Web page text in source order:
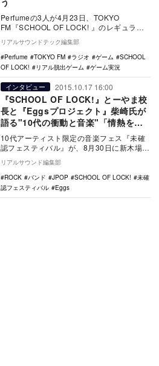
Perfumeの3人が4月23日、TOKYO
FM『SCHOOL OF LOCK! 』のレギュラー
コーナー「Perfume LO…
リアルサウンドテック編集部
Perfume
TOKYO FM ラジオ ゲーム
SCHOOL
OF LOCK!
リアル脱出ゲーム ゲーム実況
インタビュー 2015.10.17 16:00
『SCHOOL OF LOCK!』とーやま校
長と『Eggsプロジェクト』柴崎氏が
語る"10代の衝動と音楽"「情熱を持
ってやったら必ず届く」
10代アーティスト限定の音楽フェス『未確
認フェスティバル』が、8月30日に新木場
STUDIO COASTでファイナルステージを
行…
リアルサウンド編集部
ROCK
バンド JPOP SCHOOL OF LOCK!
未確
認フェスティバル
Eggs